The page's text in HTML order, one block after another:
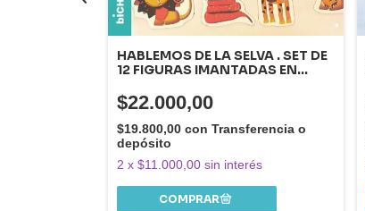
HABLEMOS DE LA SELVA . SET DE
12 FIGURAS IMANTADAS EN
$22.000,00
$19.800,00 con Transferencia o
depósito
2 x $11.000,00 sin interés